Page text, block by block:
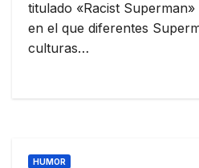
titulado «Racist
en el que diferentes
culturas…
HUMOR